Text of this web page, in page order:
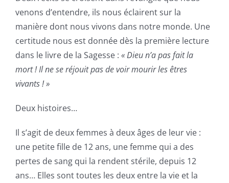
venons d’entendre, ils nous éclairent sur la
manière dont nous vivons dans notre monde. Une
certitude nous est donnée dès la première lecture
dans le livre de la Sagesse : « Dieu n’a pas fait la
mort ! Il ne se réjouit pas de voir mourir les êtres
vivants ! »
Deux histoires…
Il s’agit de deux femmes à deux âges de leur vie :
une petite fille de 12 ans, une femme qui a des
pertes de sang qui la rendent stérile, depuis 12
ans… Elles sont toutes les deux entre la vie et la